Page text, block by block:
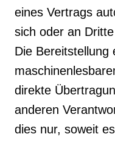
eines Vertrags
sich oder an
Die Bereitstellung
direkte
anderen
dies nur, soweit